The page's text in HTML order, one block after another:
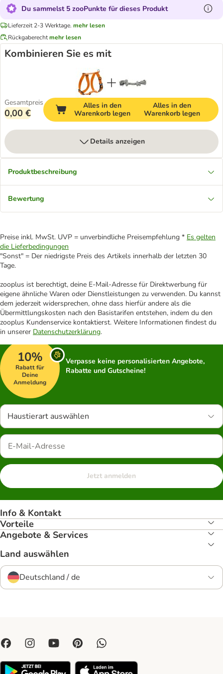
Du sammelst 5 zooPunkte für dieses Produkt
Lieferzeit 2-3 Werktage. mehr lesen
Rückgaberechtmehr lesen
Kombinieren Sie es mit
Gesamtpreis
0,00 €
Alles in den
Warenkorb legen
Alles in den
Warenkorb legen
Details anzeigen
Produktbeschreibung
Bewertung
Preise inkl. MwSt. UVP = unverbindliche Preisempfehlung * Es gelten
die Lieferbedingungen
"Sonst" = Der niedrigste Preis des Artikels innerhalb der letzten 30
Tage.
zooplus ist berechtigt, deine E-Mail-Adresse für Direktwerbung für
eigene ähnliche Waren oder Dienstleistungen zu verwenden. Du kannst
dem jederzeit widersprechen, ohne dass hierfür andere als die
Übermittlungskosten nach den Basistarifen entstehen, indem du den
zooplus Kundenservice kontaktierst. Weitere Informationen findest du
in unserer Datenschutzerklärung.
10%
Rabatt für
Deine
Anmeldung
Verpasse keine personalisierten Angebote,
Rabatte und Gutscheine!
Haustierart auswählen
Jetzt anmelden
Info & Kontakt
Vorteile
Angebote & Services
Land auswählen
Deutschland / de